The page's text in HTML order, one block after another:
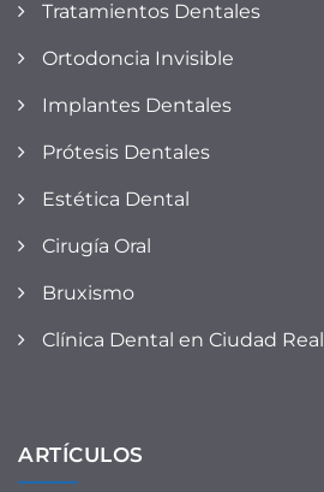
Tratamientos Dentales
Ortodoncia Invisible
Implantes Dentales
Prótesis Dentales
Estética Dental
Cirugía Oral
Bruxismo
Clínica Dental en Ciudad Real
ARTÍCULOS